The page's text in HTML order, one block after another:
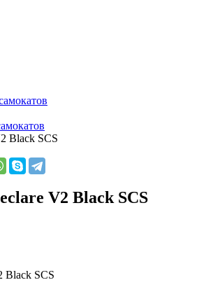
Black SCS
V2 Black SCS
Black SCS